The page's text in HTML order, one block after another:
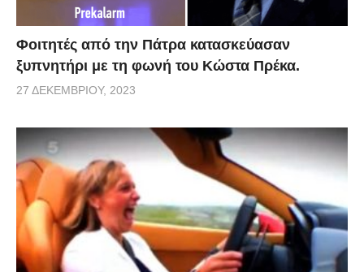
Φοιτητές από την Πάτρα κατασκεύασαν
ξυπνητήρι με τη φωνή του Κώστα Πρέκα.
27 ΔΕΚΕΜΒΡΊΟΥ, 2023